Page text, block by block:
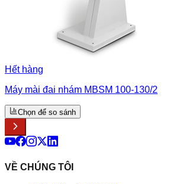
Hết hàng
Máy mài đai nhám MBSM 100-130/2
Chọn để so sánh
VỀ CHÚNG TÔI